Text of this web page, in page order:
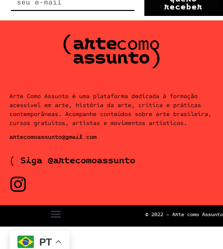
receber
Arte Como Assunto é uma plataforma dedicada à formação
acessível em arte, história da arte, crítica e práticas
contemporâneas. Acompanhe conteúdos sobre arte brasileira,
cursos gratuitos, artistas e movimentos artísticos.
artecomoassunto@gmail.com
( Siga @artecomoassunto
© 2022 – Arte como Assunto
PT